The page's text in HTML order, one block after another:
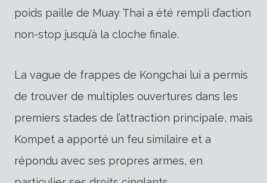
poids paille de Muay Thai a été rempli d’action
non-stop jusqu’à la cloche finale.
La vague de frappes de Kongchai lui a permis
de trouver de multiples ouvertures dans les
premiers stades de l’attraction principale, mais
Kompet a apporté un feu similaire et a
répondu avec ses propres armes, en